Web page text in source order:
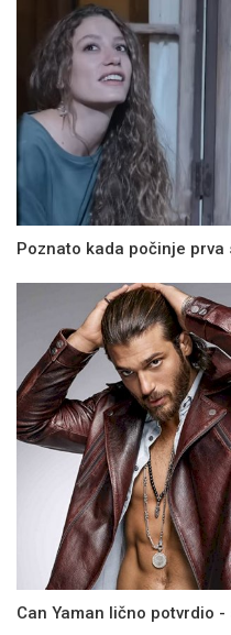
Poznato kada počinje
Can Yaman lično potvrdio